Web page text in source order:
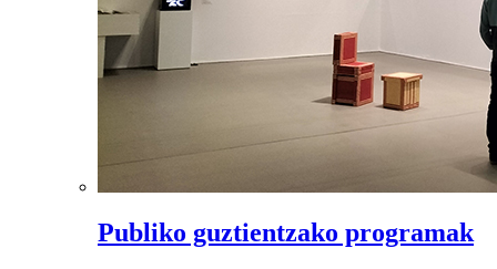
Publiko guztientzako programak